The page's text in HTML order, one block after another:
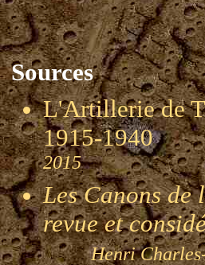
Sources
L'Artillerie de
1915-1940
2015
Les Canons
revue et
Henri Charles-